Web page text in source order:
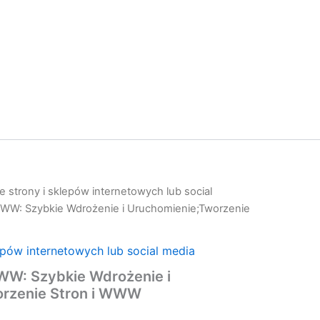
strony i sklepów internetowych lub social
Szybkie Wdrożenie i Uruchomienie;Tworzenie
internetowych lub social media
Szybkie Wdrożenie i
Stron i WWW